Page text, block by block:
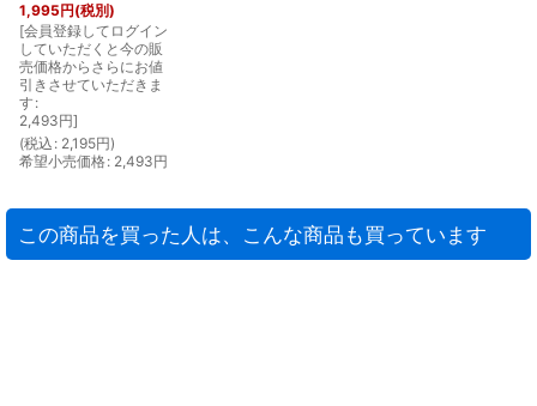
1,995円(税別)
[会員登録してログイン
していただくと今の販
売価格からさらにお値
引きさせていただきま
す :
2,493円]
(税込 : 2,195円)
希望小売価格: 2,493円
この商品を買った人は、こんな商品も買っています